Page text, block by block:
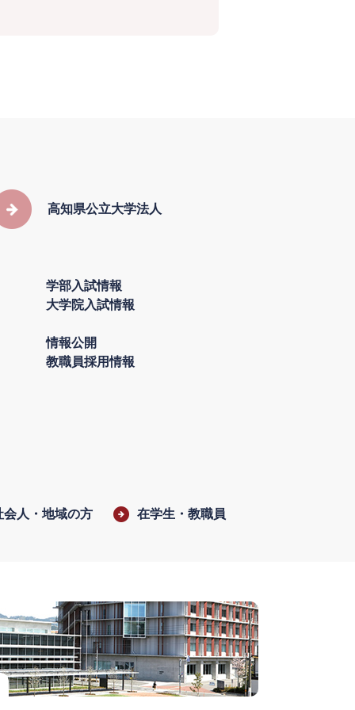
高知県公立大学法人
学部入試情報
大学院入試情報
情報公開
教職員採用情報
会人・地域の方 在学生・教職員